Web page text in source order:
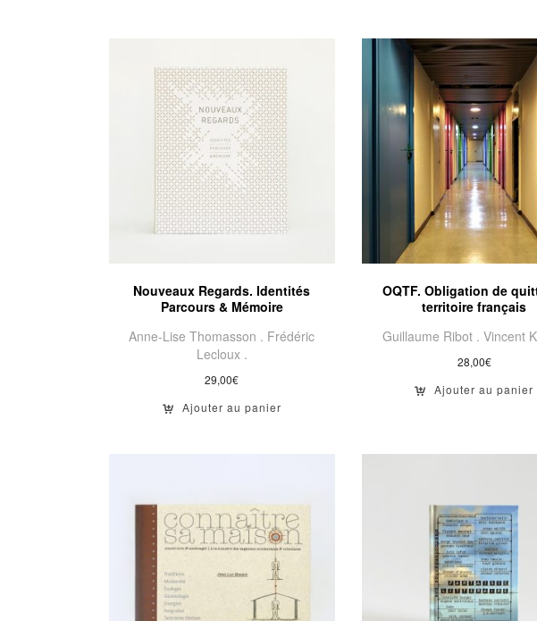
Nouveaux Regards. Identités
Parcours & Mémoire
Anne-Lise Thomasson . Frédéric
Lecloux .
29,00€
Ajouter au panier
OQTF. Obligation de
territoire français
Guillaume Ribot .Vincent
28,00€
Ajouter au panier